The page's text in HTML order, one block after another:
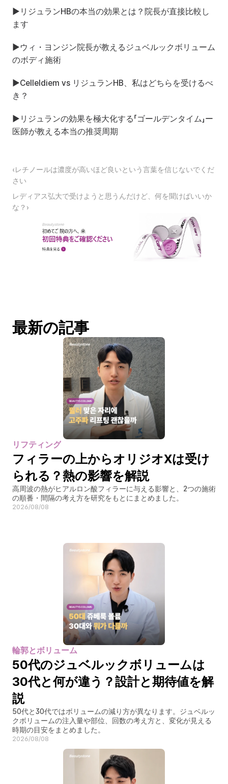
▶ リジュランHBの本当の効果とは？院長が直接比較し
ます
▶ウィ・ヨンジン院長が教えるジュベルックボリューム
のボディ施術
▶Celleldiem vs リジュランHB、私はどちらを受けるべ
き？
▶ リジュランの効果を極大化する「ゴールデンタイム」ー
医師が教える本当の推奨周期
‹レチノールは濃度が高いほど良いという言葉を信じないでくだ
さい
レディアス弘大で受けようと思うんだけど、何を聞けばいいか
な？›
最新の記事
リフティング
フィラーの上からオリジオXは受け
られる？熱の影響を解説
高周波の熱がヒアルロン酸フィラーに与える影響と、2つの施術
の順番・間隔の考え方を研究をもとにまとめました。
2026/08/08
輪郭とボリューム
50代のジュベルックボリュームは
30代と何が違う？設計と期待値を解
説
50代と30代ではボリュームの減り方が異なります。ジュベルッ
クボリュームの注入量や部位、回数の考え方と、変化が見える
時期の目安をまとめました。
2026/08/08